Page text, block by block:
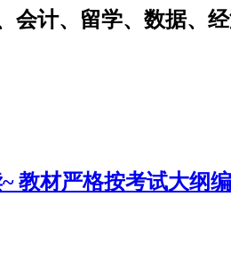
会计、留学、数据、
教材严格按考试大纲